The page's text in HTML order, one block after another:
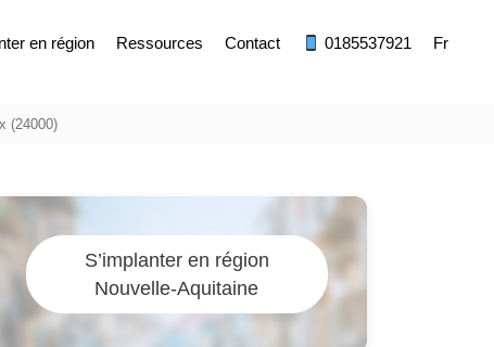
en région Ressources Contact 0185537921 Fr
(24000)
S’implanter en région
Nouvelle-Aquitaine